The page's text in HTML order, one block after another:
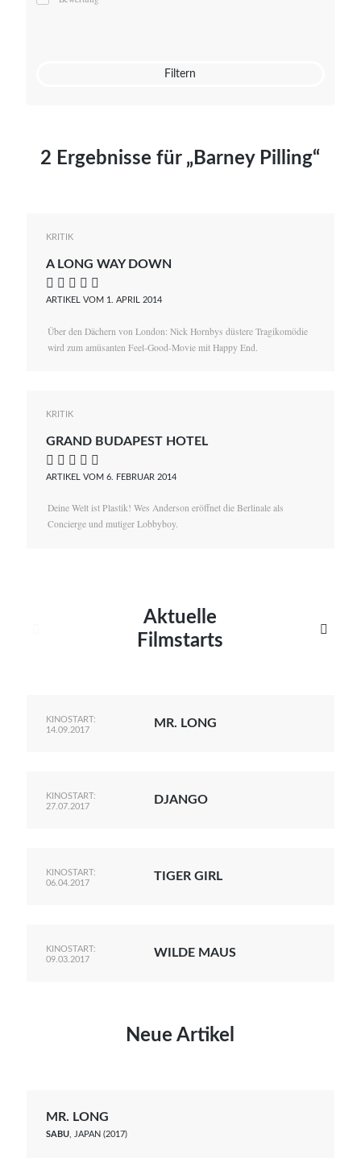
Mato von Vogelstein
Filtern
2 Ergebnisse für „Barney Pilling“
KRITIK
A LONG WAY DOWN
    
ARTIKEL VOM 1. APRIL 2014
Über den Dächern von London: Nick Hornbys düstere Tragikomödie
wird zum amüsanten Feel-Good-Movie mit Happy End.
KRITIK
GRAND BUDAPEST HOTEL
    
ARTIKEL VOM 6. FEBRUAR 2014
Deine Welt ist Plastik! Wes Anderson eröffnet die Berlinale als
Concierge und mutiger Lobbyboy.
Aktuelle
Filmstarts

KINOSTART:
14.09.2017
MR. LONG
KINOSTART:
27.07.2017
DJANGO
KINOSTART:
06.04.2017
TIGER GIRL
KINOSTART:
09.03.2017
WILDE MAUS
Neue Artikel
MR. LONG
SABU , JAPAN (2017)